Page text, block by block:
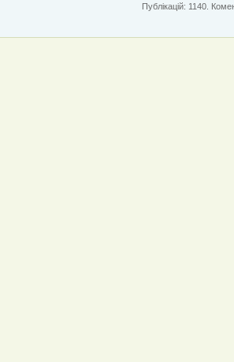
Публікацій: 1140.